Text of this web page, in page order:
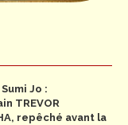
Jo :
TREVOR
repêché avant la